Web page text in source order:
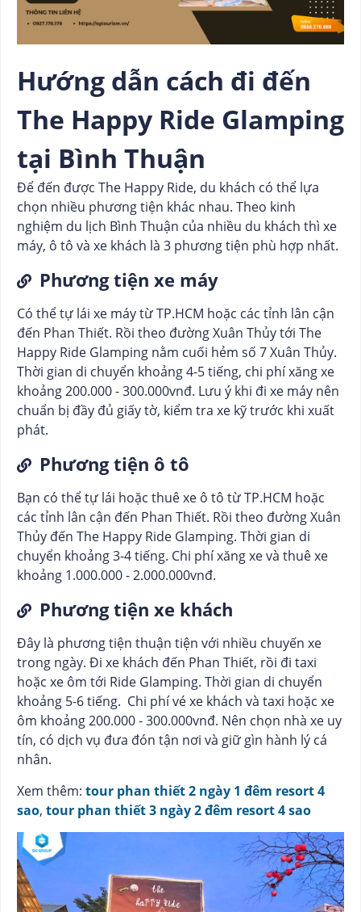
Hướng dẫn cách đi đến
The Happy Ride Glamping
tại Bình Thuận
Để đến được The Happy Ride, du khách có thể lựa
chọn nhiều phương tiện khác nhau. Theo kinh
nghiệm du lịch Bình Thuận của nhiều du khách thì xe
máy, ô tô và xe khách là 3 phương tiện phù hợp nhất.
Phương tiện xe máy
Có thể tự lái xe máy từ TP.HCM hoặc các tỉnh lân cận
đến Phan Thiết. Rồi theo đường Xuân Thủy tới The
Happy Ride Glamping nằm cuối hẻm số 7 Xuân Thủy.
Thời gian di chuyển khoảng 4-5 tiếng, chi phí xăng xe
khoảng 200.000 - 300.000vnđ. Lưu ý khi đi xe máy nên
chuẩn bị đầy đủ giấy tờ, kiểm tra xe kỹ trước khi xuất
phát.
Phương tiện ô tô
Bạn có thể tự lái hoặc thuê xe ô tô từ TP.HCM hoặc
các tỉnh lân cận đến Phan Thiết. Rồi theo đường Xuân
Thủy đến The Happy Ride Glamping. Thời gian di
chuyển khoảng 3-4 tiếng. Chi phí xăng xe và thuê xe
khoảng 1.000.000 - 2.000.000vnđ.
Phương tiện xe khách
Đây là phương tiện thuận tiện với nhiều chuyến xe
trong ngày. Đi xe khách đến Phan Thiết, rồi đi taxi
hoặc xe ôm tới Ride Glamping. Thời gian di chuyển
khoảng 5-6 tiếng. Chi phí vé xe khách và taxi hoặc xe
ôm khoảng 200.000 - 300.000vnđ. Nên chọn nhà xe uy
tín, có dịch vụ đưa đón tận nơi và giữ gìn hành lý cá
nhân.
Xem thêm: tour phan thiết 2 ngày 1 đêm resort 4
sao, tour phan thiết 3 ngày 2 đêm resort 4 sao